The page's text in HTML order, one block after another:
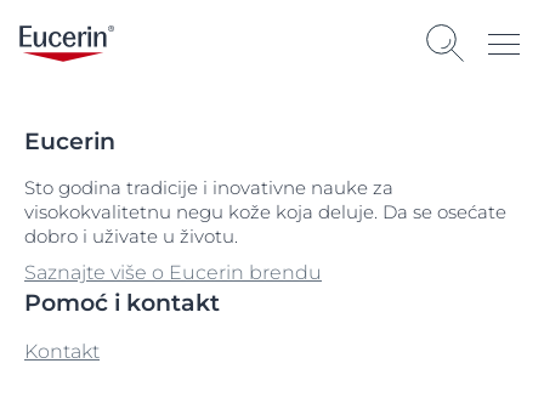
Eucerin
Sto godina tradicije i inovativne nauke za
visokokvalitetnu negu kože koja deluje. Da se osećate
dobro i uživate u životu.
Saznajte više o Eucerin brendu
Pomoć i kontakt
Kontakt